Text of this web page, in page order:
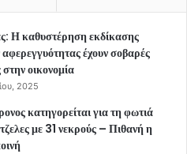
Η καθυστέρηση εκδίκασης
έχουν σοβαρές
οικονομία
2025
κατηγορείται για τη φωτιά
με 31 νεκρούς – Πιθανή η